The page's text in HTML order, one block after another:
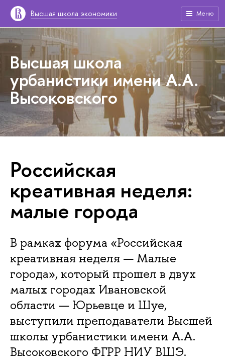
Высшая школа экономики Меню
Высшая школа
урбанистики имени А.А.
Высоковского
Российская
креативная неделя:
малые города
В рамках форума «Российская
креативная неделя — Малые
города», который прошел в двух
малых городах Ивановской
области — Юрьевце и Шуе,
выступили преподаватели Высшей
школы урбанистики имени А.А.
Высоковского ФГРР НИУ ВШЭ.